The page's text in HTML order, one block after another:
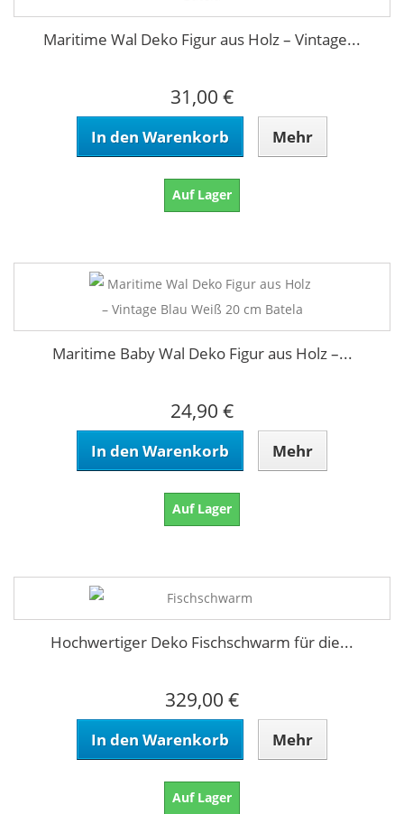
Maritime Wal Deko Figur aus Holz – Vintage...
31,00 €
In den Warenkorb Mehr
Auf Lager
Maritime Baby Wal Deko Figur aus Holz –...
24,90 €
In den Warenkorb Mehr
Auf Lager
Hochwertiger Deko Fischschwarm für die...
329,00 €
In den Warenkorb Mehr
Auf Lager